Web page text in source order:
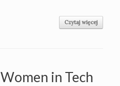
Czytaj więcej
in Tech